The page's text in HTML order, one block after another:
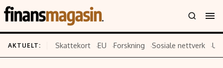
AKTUELT: Skattekort EU Forskning Sosiale nettverk